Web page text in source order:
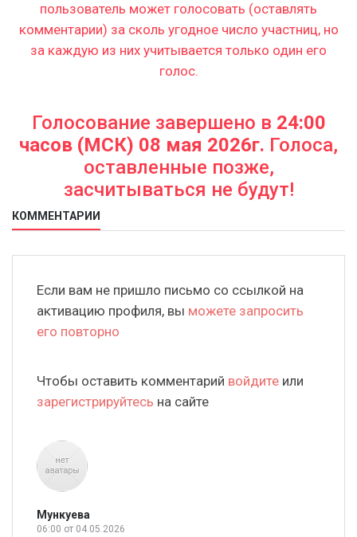
пользователь может голосовать (оставлять
комментарии) за сколь угодное число участниц, но
за каждую из них учитывается только один его
голос.
Голосование завершено в 24:00
часов (МСК) 08 мая 2026г. Голоса,
оставленные позже,
засчитываться не будут!
КОММЕНТАРИИ
Если вам не пришло письмо со ссылкой на
активацию профиля, вы можете запросить
его повторно
Чтобы оставить комментарий войдите или
зарегистрируйтесь на сайте
Мункуева
06:00 от 04.05.2026